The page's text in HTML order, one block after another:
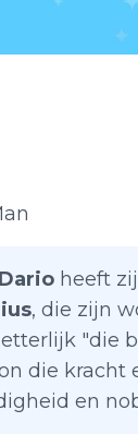
Dario heeft
, die zijn
"die
die kracht
en